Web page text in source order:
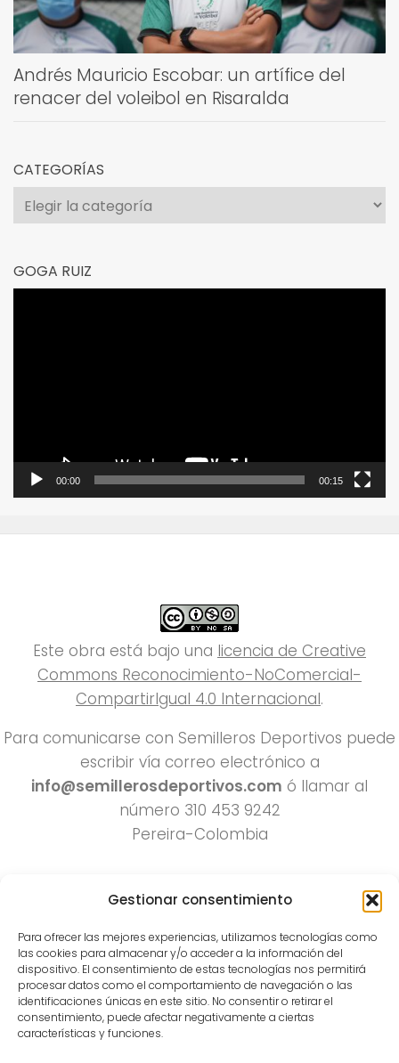
Gestionar consentimiento
Para ofrecer las mejores experiencias, utilizamos tecnologías como
las cookies para almacenar y/o acceder a la información del
dispositivo. El consentimiento de estas tecnologías nos permitirá
procesar datos como el comportamiento de navegación o las
identificaciones únicas en este sitio. No consentir o retirar el
consentimiento, puede afectar negativamente a ciertas
características y funciones.
Andrés Mauricio Escobar: un artífice del
renacer del voleibol en Risaralda
CATEGORÍAS
Categorías
GOGA RUIZ
00:00 00:15
Este obra está bajo una licencia de Creative
Commons Reconocimiento-NoComercial-
CompartirIgual 4.0 Internacional.
Para comunicarse con Semilleros Deportivos puede
escribir vía correo electrónico a
info@semillerosdeportivos.com ó llamar al
número 310 453 9242
Pereira-Colombia
Todos los derechos reservados 2022.
Funciona con - Diseñado con el